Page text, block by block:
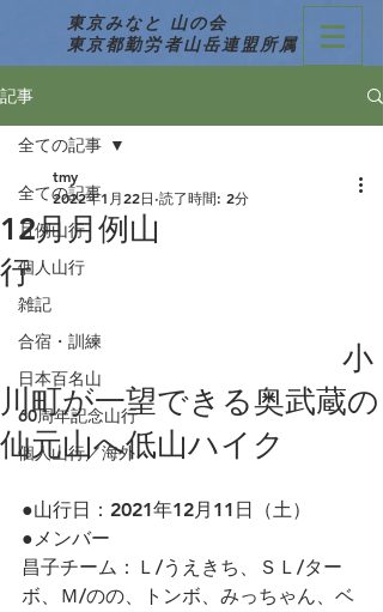
東京みなと 山の会
東京都勤労者山岳連盟所属
記事
全ての記事
月例山行
個人山行
雑記
合宿・訓練
日本百名山
60周年記念山行
個人山行／海外
全ての記事
12月月例山
行
小
川町が一望できる奥武蔵の
仙元山へ低山ハイク
tmy
2022年1月22日 読了時間: 2分
●山行日：2021年12月11日（土）
●メンバー
昌子チーム：Ｌ/うえきち、ＳＬ/ター
ボ、Ｍ/のの、トンボ、みっちゃん、ベ